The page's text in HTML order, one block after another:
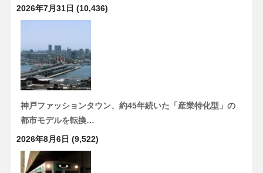
2026年7月31日 (10,436)
神戸ファッションタウン、約45年続いた「産業特化型」の
都市モデルを転換…
2026年8月6日 (9,522)